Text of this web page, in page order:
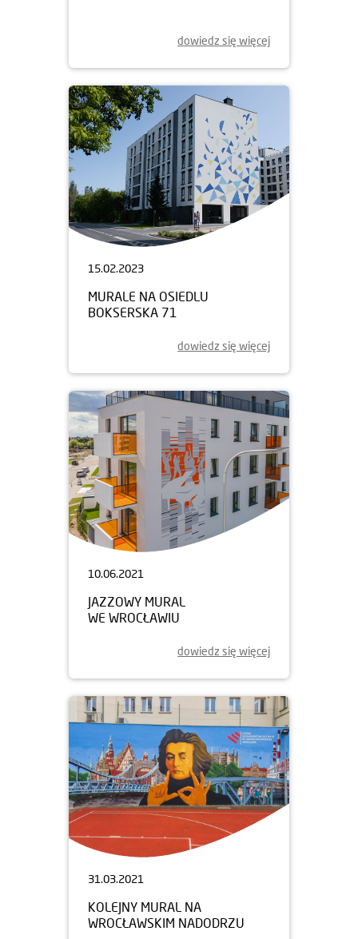
dowiedz się więcej
15.02.2023
MURALE NA OSIEDLU
BOKSERSKA 71
dowiedz się więcej
10.06.2021
JAZZOWY MURAL
WE WROCŁAWIU
dowiedz się więcej
31.03.2021
KOLEJNY MURAL NA
WROCŁAWSKIM NADODRZU